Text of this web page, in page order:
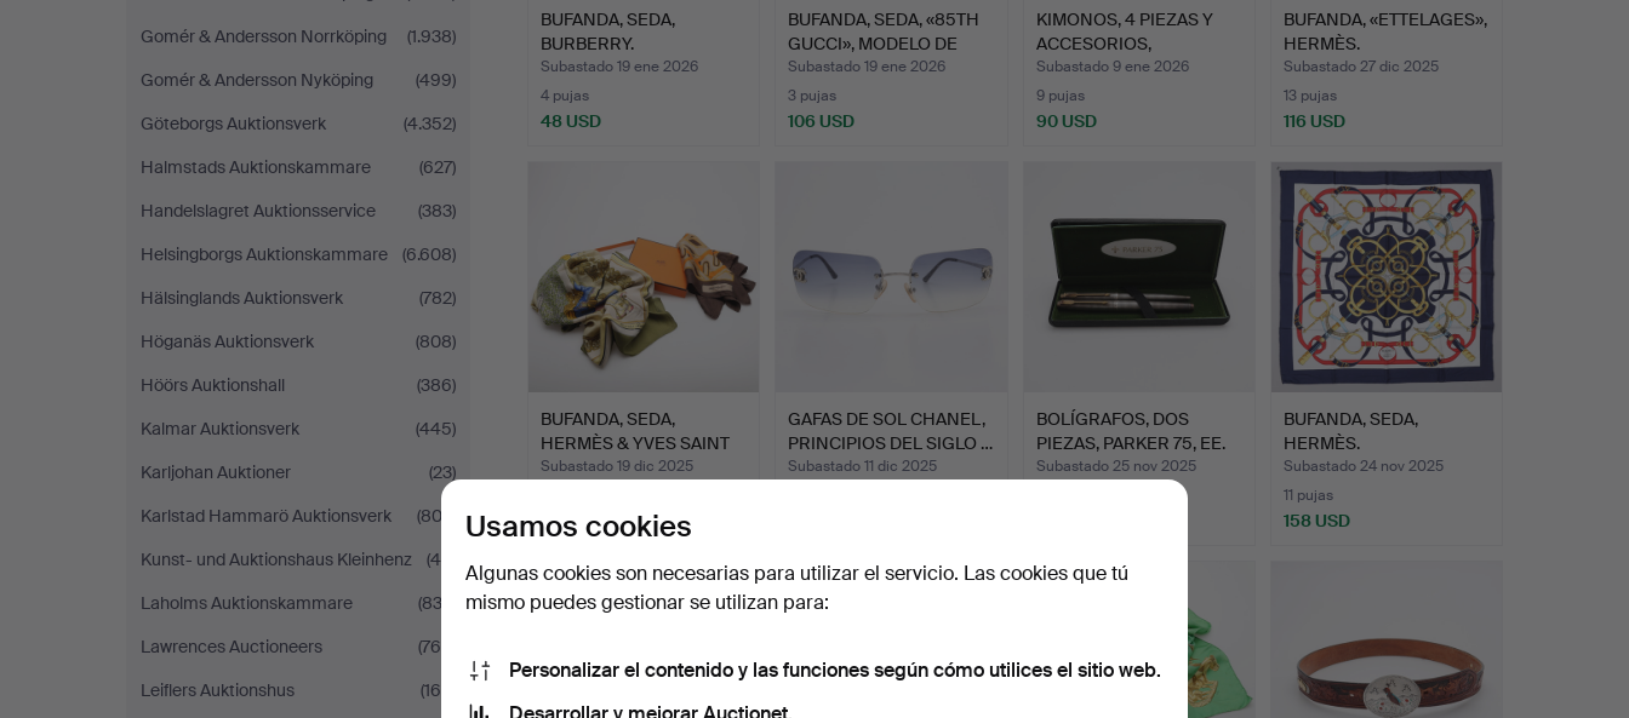
Gomér & Andersson Norrköping
(1.938)
Gomér & Andersson Nyköping
(499)
Göteborgs Auktionsverk
(4.352)
Halmstads Auktionskammare
(627)
Handelslagret Auktionsservice
(383)
Helsingborgs Auktionskammare
(6.608)
Hälsinglands Auktionsverk
(782)
Höganäs Auktionsverk
(808)
Höörs Auktionshall
(386)
Kalmar Auktionsverk
(445)
Karljohan Auktioner
(23)
Karlstad Hammarö Auktionsverk
(802)
Kunst- und Auktionshaus Kleinhenz
(46)
Laholms Auktionskammare
(832)
Lawrences Auctioneers
(764)
Leiflers Auktionshus
(165)
BUFANDA, SEDA,
BURBERRY.
Subastado 19 ene 2026
4 pujas
48 USD
BUFANDA, SEDA, «85TH
GUCCI», MODELO DE
ANI…
Subastado 19 ene 2026
3 pujas
106 USD
KIMONOS, 4 PIEZAS Y
ACCESORIOS,
PROBABLEME…
Subastado 9 ene 2026
9 pujas
90 USD
BUFANDA, «ETTELAGES»,
HERMÈS.
Subastado 27 dic 2025
13 pujas
116 USD
BUFANDA, SEDA,
HERMÈS & YVES SAINT
LAUREN.
Subastado 19 dic 2025
232 USD
GAFAS DE SOL CHANEL,
PRINCIPIOS DEL SIGLO …
Subastado 11 dic 2025
BOLÍGRAFOS, DOS
PIEZAS, PARKER 75, EE.
UU.
Subastado 25 nov 2025
BUFANDA, SEDA,
HERMÈS.
Subastado 24 nov 2025
11 pujas
158 USD
Usamos cookies
Algunas cookies son necesarias para utilizar el servicio. Las cookies que tú
mismo puedes gestionar se utilizan para:
Personalizar el contenido y las funciones según cómo utilices el sitio web.